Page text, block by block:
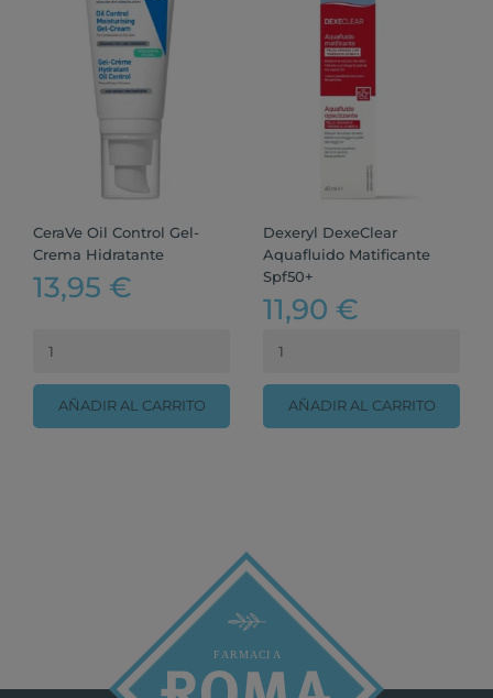
CeraVe Oil Control Gel-
Crema Hidratante
13,95 €
AÑADIR AL CARRITO
Dexeryl DexeClear
Aquafluido Matificante
Spf50+
11,90 €
AÑADIR AL CARRITO